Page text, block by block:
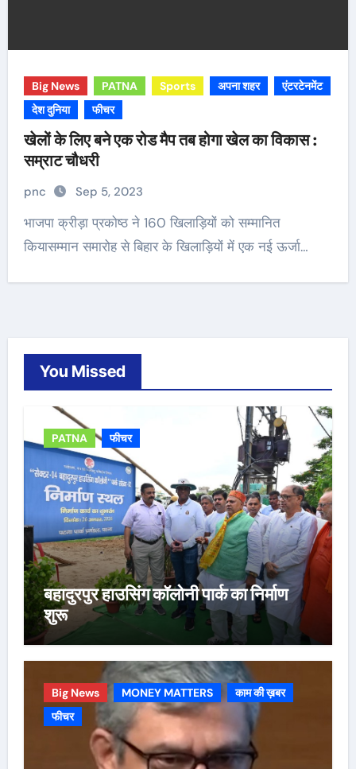
Big News PATNA Sports अपना शहर
एंटरटेनमेंट
देश दुनिया
फीचर
खेलों के लिए बने एक रोड मैप तब होगा खेल का विकास :
सम्राट चौधरी
pnc Sep 5, 2023
भाजपा क्रीड़ा प्रकोष्ठ ने 160 खिलाड़ियों को सम्मानित
कियासम्मान समारोह से बिहार के खिलाड़ियों में एक नई ऊर्जा…
You Missed
PATNA फीचर
बहादुरपुर हाउसिंग कॉलोनी पार्क का निर्माण
शुरू
Big News MONEY MATTERS
काम की ख़बर
फीचर